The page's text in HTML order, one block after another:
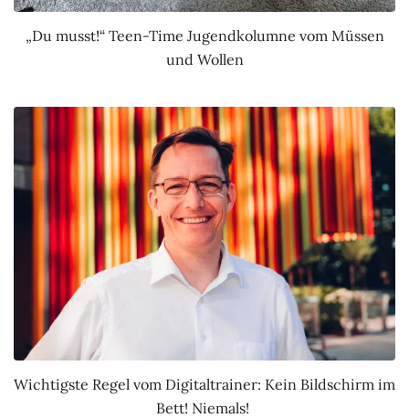
„Du musst!“ Teen-Time Jugendkolumne vom Müssen
und Wollen
Wichtigste Regel vom Digitaltrainer: Kein Bildschirm im
Bett! Niemals!